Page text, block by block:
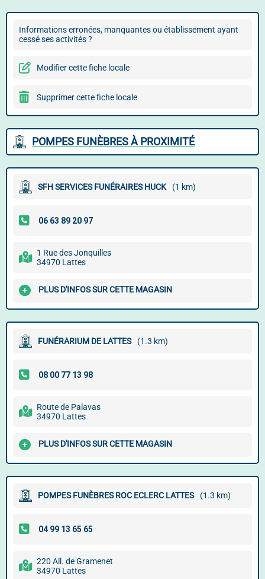
Informations erronées, manquantes ou établissement ayant
cessé ses activités ?
Modifier cette fiche locale
Supprimer cette fiche locale
POMPES FUNÈBRES À PROXIMITÉ
SFH SERVICES FUNÉRAIRES HUCK (1 km)
1 Rue des Jonquilles
34970 Lattes
PLUS D'INFOS SUR CETTE MAGASIN
FUNÉRARIUM DE LATTES (1.3 km)
Route de Palavas
34970 Lattes
PLUS D'INFOS SUR CETTE MAGASIN
POMPES FUNÈBRES ROC ECLERC LATTES (1.3 km)
220 All. de Gramenet
34970 Lattes